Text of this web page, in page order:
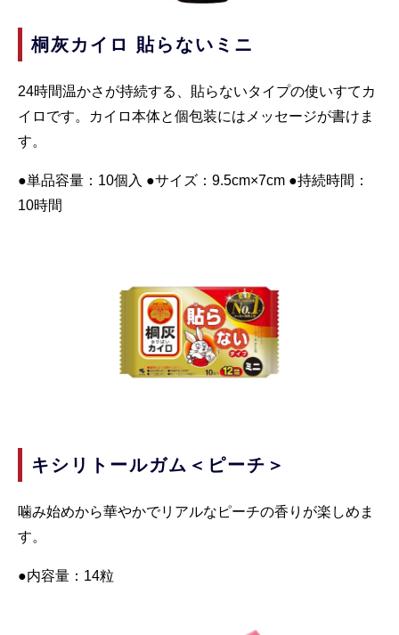
桐灰カイロ 貼らないミニ
24時間温かさが持続する、貼らないタイプの使いすてカ
イロです。カイロ本体と個包装にはメッセージが書けま
す。
●単品容量：10個入 ●サイズ：9.5cm×7cm ●持続時間：
10時間
キシリトールガム＜ピーチ＞
噛み始めから華やかでリアルなピーチの香りが楽しめま
す。
●内容量：14粒